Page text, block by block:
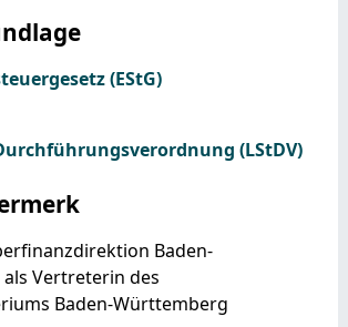
(EStG)
(LStDV)
Baden-
Vertreterin des
Baden-Württemberg